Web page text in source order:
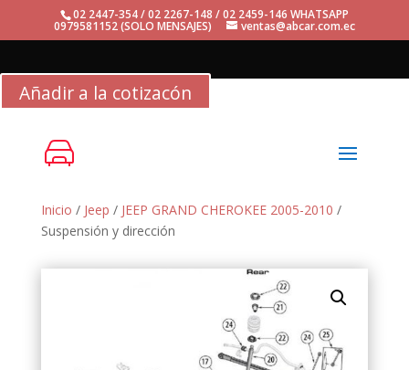
02 2447-354 / 02 2267-148 / 02 2459-146 WHATSAPP
0979581152 (SOLO MENSAJES) ventas@abcar.com.ec
Añadir a la cotizacón
Inicio / Jeep / JEEP GRAND CHEROKEE 2005-2010 /
Suspensión y dirección